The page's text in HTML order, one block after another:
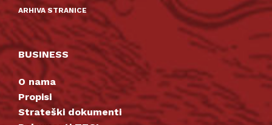
ARHIVA STRANICE
BUSINESS
O nama
Propisi
Strateški dokumenti